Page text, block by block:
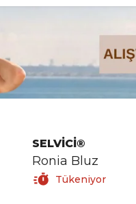
SELVİCİ®
Ronia Bluz
Tükeniyor